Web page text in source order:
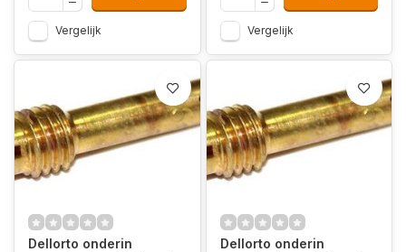
Vergelijk Vergelijk
Dellorto onderin
Dellorto onderin